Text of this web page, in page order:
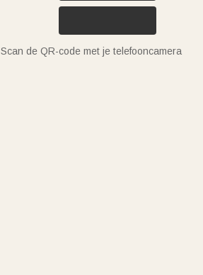
Scan de QR-code met je telefooncamera